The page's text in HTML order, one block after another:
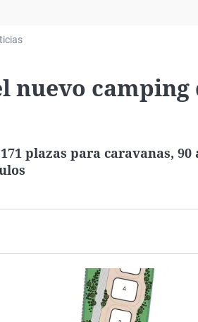
nuevo
171 plazas para caravanas,